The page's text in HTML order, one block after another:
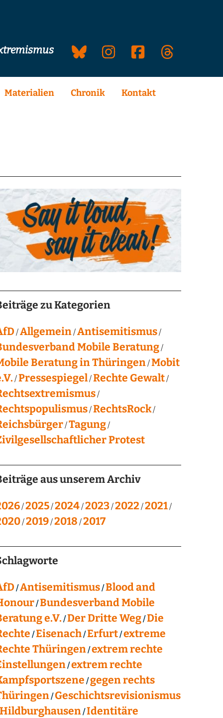
Materialien Chronik Kontakt
zu Kategorien
Allgemein Antisemitismus
Mobile Beratung
Beratung in Thüringen Mobit
Pressespiegel Rechte Gewalt
RechtsRock
Tagung
Protest
aus unserem Archiv
2025 2024 2023 2022 2021
2019 2018 2017
Antisemitismus Blood and
Bundesverband Mobile
e.V. Der Dritte Weg Die
Eisenach Erfurt extreme
Thüringen extrem rechte
extrem rechte
gegen rechts
Geschichtsrevisionismus
Identitäre